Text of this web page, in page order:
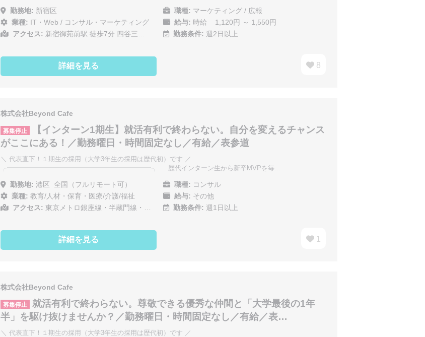
勤務地: 新宿区 職種: マーケティング / 広報
業種: IT・Web / コンサル・マーケティング 給与: 時給 1,120円 ～ 1,550円
アクセス: 新宿御苑前駅 徒歩7分 四谷三… 勤務条件: 週2日以上
詳細を見る 8
株式会社Beyond Cafe
募集停止 【インターン1期生】就活有利で終わらない。自分を変えるチャンス
がここにある！／勤務曜日・時間固定なし／有給／表参道
＼ 代表直下！１期生の採用（大学3年生の採用は歴代初）です ／
╭━━━━━━━━━━━━━━━━━━━━━━╮ 歴代インターン生から新卒MVPを毎…
勤務地: 港区 全国（フルリモート可） 職種: コンサル
業種: 教育/人材・保育・医療/介護/福祉 給与: その他
アクセス: 東京メトロ銀座線・半蔵門線・… 勤務条件: 週1日以上
詳細を見る 1
株式会社Beyond Cafe
募集停止 就活有利で終わらない。尊敬できる優秀な仲間と「大学最後の1年
半」を駆け抜けませんか？／勤務曜日・時間固定なし／有給／表…
＼ 代表直下！１期生の採用（大学3年生の採用は歴代初）です ／